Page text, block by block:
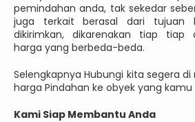
pemindahan anda, tak sekedar
juga terkait berasal dari tujuan
dikirimkan, dikarenakan tiap tiap
harga yang berbeda-beda.
Selengkapnya Hubungi kita segera
harga Pindahan ke obyek yang kamu
Kami Siap Membantu Anda